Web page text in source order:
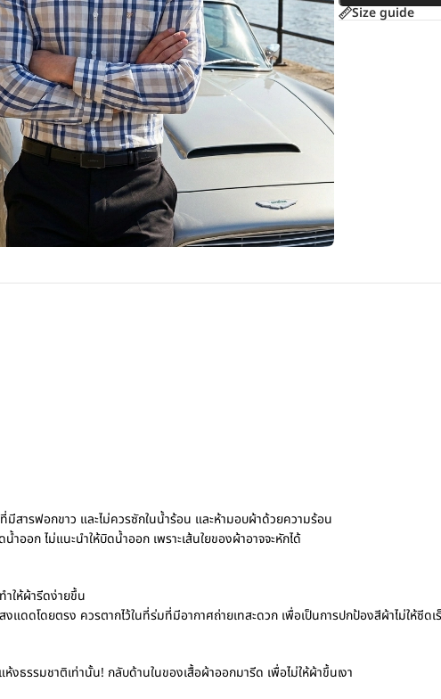
Size guide
ารฟอกขาว และไม่ควรซักในน้ำร้อน และห้ามอบผ้าด้วยความร้อน
ออก ไม่แนะนำให้บิดน้ำออก เพราะเส้นใยของผ้าอาจจะหักได้
ำให้ผ้ารีดง่ายขึ้น
ดดโดยตรง ควรตากไว้ในที่ร่มที่มีอากาศถ่ายเทสะดวก เพื่อเป็นการปกป้องสีผ้าไม่ให้ซีดเ
ธรรมชาติเท่านั้น! กลับด้านในของเสื้อผ้าออกมารีด เพื่อไม่ให้ผ้าขึ้นเงา